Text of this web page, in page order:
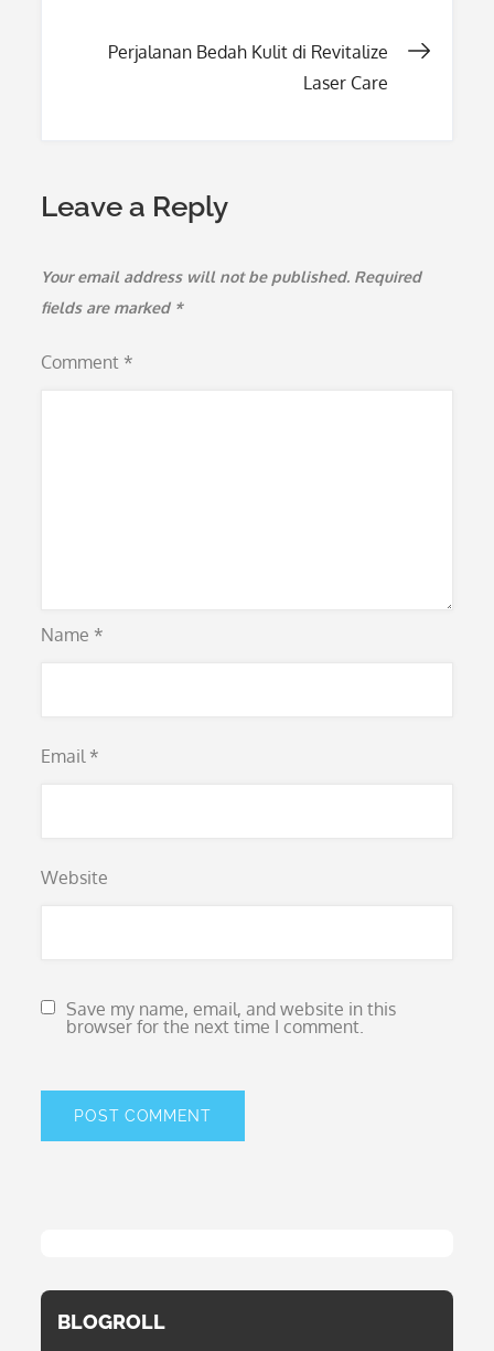
Perjalanan Bedah Kulit di Revitalize
Laser Care
Leave a Reply
Your email address will not be published. Required
fields are marked *
Comment *
Name *
Email *
Website
Save my name, email, and website in this
browser for the next time I comment.
BLOGROLL